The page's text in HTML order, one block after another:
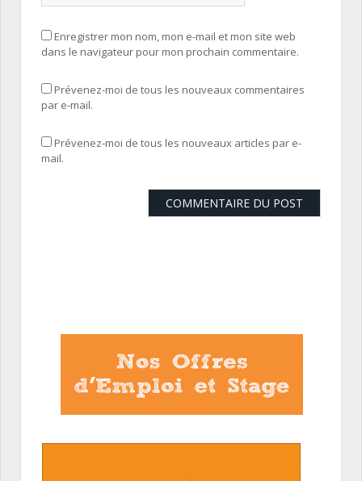
Enregistrer mon nom, mon e-mail et mon site web
dans le navigateur pour mon prochain commentaire.
Prévenez-moi de tous les nouveaux commentaires
par e-mail.
Prévenez-moi de tous les nouveaux articles par e-
mail.